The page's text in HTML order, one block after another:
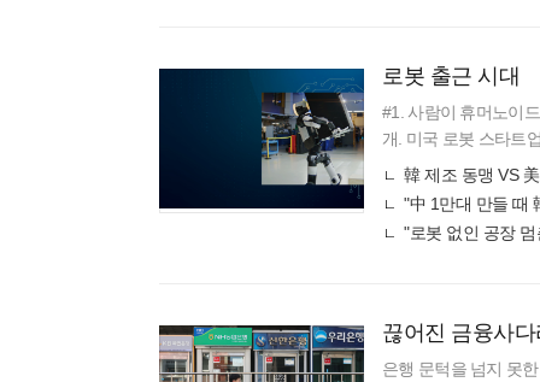
로봇 출근 시대
#1. 사람이 휴머노이
개. 미국 로봇 스타트
배 분류 대결에서 인
韓 제조 동맹 VS
"中 1만대 만들 때
끊어진 금융사다
은행 문턱을 넘지 못